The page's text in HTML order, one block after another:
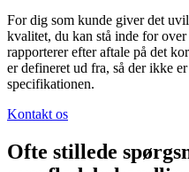
For dig som kunde giver det
kvalitet, du kan stå inde for
rapporterer efter aftale på det
er defineret ud fra, så der ikke
specifikationen.
Kontakt os
Ofte stillede